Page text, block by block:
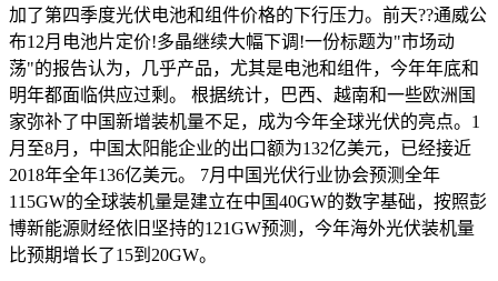
加了第四季度光伏电池和组件价格的下行压力。前天??通威公
布12月电池片定价!多晶继续大幅下调!一份标题为"市场动
荡"的报告认为，几乎产品，尤其是电池和组件，今年年底和
明年都面临供应过剩。 根据统计，巴西、越南和一些欧洲国
家弥补了中国新增装机量不足，成为今年全球光伏的亮点。1
月至8月，中国太阳能企业的出口额为132亿美元，已经接近
2018年全年136亿美元。 7月中国光伏行业协会预测全年
115GW的全球装机量是建立在中国40GW的数字基础，按照彭
博新能源财经依旧坚持的121GW预测，今年海外光伏装机量
比预期增长了15到20GW。